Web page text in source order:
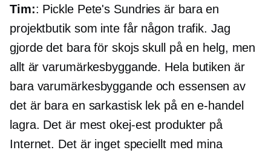
Tim:: Pickle Pete's Sundries är bara en
projektbutik som inte får någon trafik. Jag
gjorde det bara för skojs skull på en helg, men
allt är varumärkesbyggande. Hela butiken är
bara varumärkesbyggande och essensen av
det är bara en sarkastisk lek på ene-handel
lagra. Det är mestokej-est produkter på
Internet. Det är inget speciellt med mina